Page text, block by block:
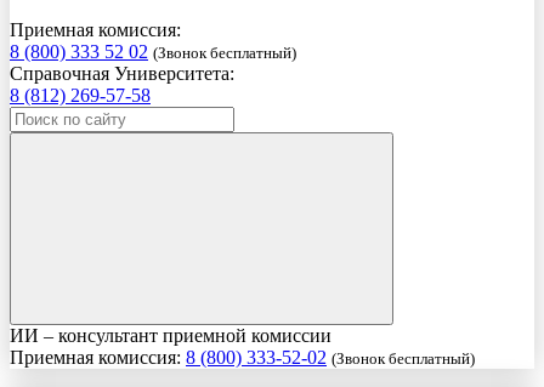
Приемная комиссия:
8 (800) 333 52 02 (Звонок бесплатный)
Справочная Университета:
8 (812) 269-57-58
ИИ – консультант приемной комиссии
Приемная комиссия: 8 (800) 333-52-02 (Звонок бесплатный)